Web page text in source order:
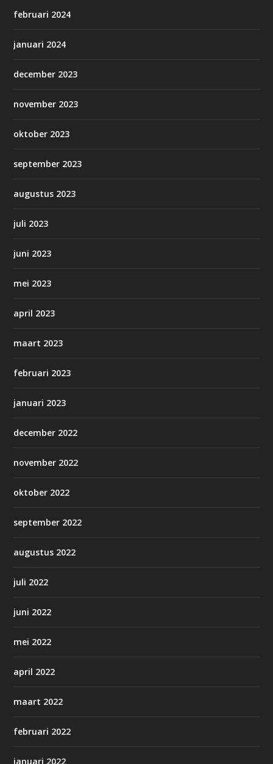
februari 2024
januari 2024
december 2023
november 2023
oktober 2023
september 2023
augustus 2023
juli 2023
juni 2023
mei 2023
april 2023
maart 2023
februari 2023
januari 2023
december 2022
november 2022
oktober 2022
september 2022
augustus 2022
juli 2022
juni 2022
mei 2022
april 2022
maart 2022
februari 2022
januari 2022